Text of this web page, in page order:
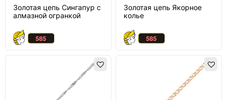
Золотая цепь Сингапур с
алмазной огранкой
Золотая цепь Якорное
колье